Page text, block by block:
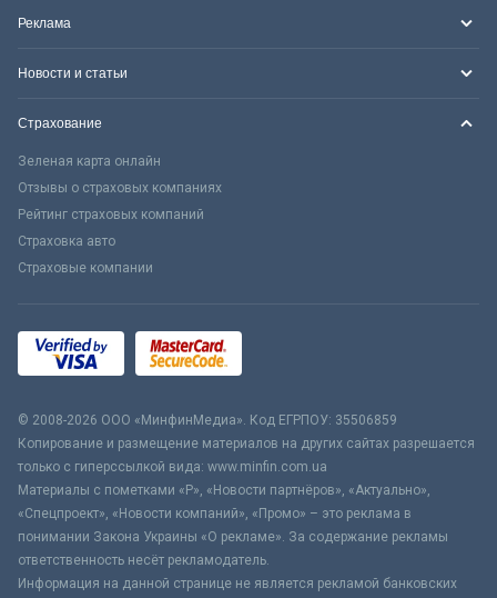
Реклама
Новости и статьи
Страхование
Зеленая карта онлайн
Отзывы о страховых компаниях
Рейтинг страховых компаний
Страховка авто
Страховые компании
© 2008-2026 ООО «МинфинМедиа». Код ЕГРПОУ: 35506859
Копирование и размещение материалов на других сайтах разрешается
только с гиперссылкой вида: www.minfin.com.ua
Материалы с пометками «Р», «Новости партнёров», «Актуально»,
«Спецпроект», «Новости компаний», «Промо» – это реклама в
понимании Закона Украины «О рекламе». За содержание рекламы
ответственность несёт рекламодатель.
Информация на данной странице не является рекламой банковских